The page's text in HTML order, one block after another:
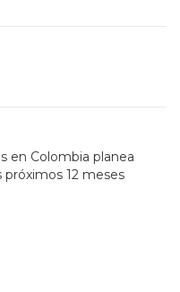
en Colombia planea
próximos 12 meses